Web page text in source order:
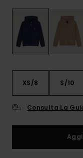
XS/8 S/10
Consulta La